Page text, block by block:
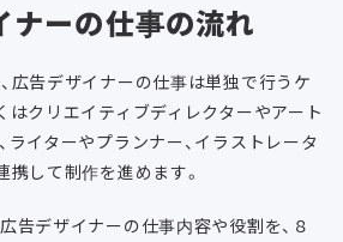
ナーの仕事の流れ
広告デザイナーの仕事は単独で行うケ
はクリエイティブディレクターやアート
ライターやプランナー、イラストレータ
携して制作を進めます。
告デザイナーの仕事内容や役割を、８